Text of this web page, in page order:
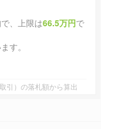
、上限は66.5万円で
す。
引）の落札額から算出